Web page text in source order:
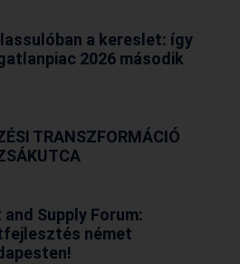
a kereslet: így
2026 második
TRANSZFORMÁCIÓ
Supply Forum:
német